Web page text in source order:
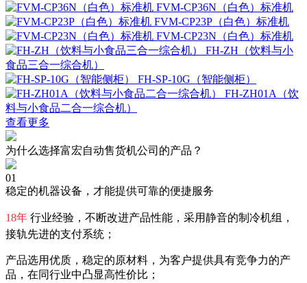
FVM-CP36N（白色）标准机
FVM-CP23P（白色）标准机
FVM-CP23N（白色）标准机
FH-ZH（饮料与小
食品三合一综合机）
FH-SP-10G（智能侧柜）
FH-ZH01A（饮
料与小食品二合一综合机）
查看更多
为什么选择富宏自动售货机公司的产品？
01
稳定的机器设备，才能提供可靠的便捷服务
18年 行业经验，不断改进产品性能，采用静音的制冷机组，
接轨先进的支付系统；
产品选用优质，稳定的原材料，为客户提供具有竞争力的产
品，在同行业中凸显高性价比；